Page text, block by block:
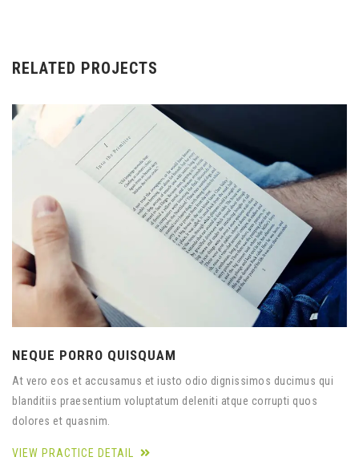
RELATED PROJECTS
NEQUE PORRO QUISQUAM
At vero eos et accusamus et iusto odio dignissimos ducimus qui
blanditiis praesentium voluptatum deleniti atque corrupti quos
dolores et quasnim.
VIEW PRACTICE DETAIL